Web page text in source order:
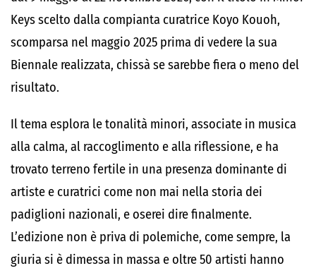
Keys scelto dalla compianta curatrice Koyo Kouoh,
scomparsa nel maggio 2025 prima di vedere la sua
Biennale realizzata, chissà se sarebbe fiera o meno del
risultato.
Il tema esplora le tonalità minori, associate in musica
alla calma, al raccoglimento e alla riflessione, e ha
trovato terreno fertile in una presenza dominante di
artiste e curatrici come non mai nella storia dei
padiglioni nazionali, e oserei dire finalmente.
L’edizione non è priva di polemiche, come sempre, la
giuria si è dimessa in massa e oltre 50 artisti hanno